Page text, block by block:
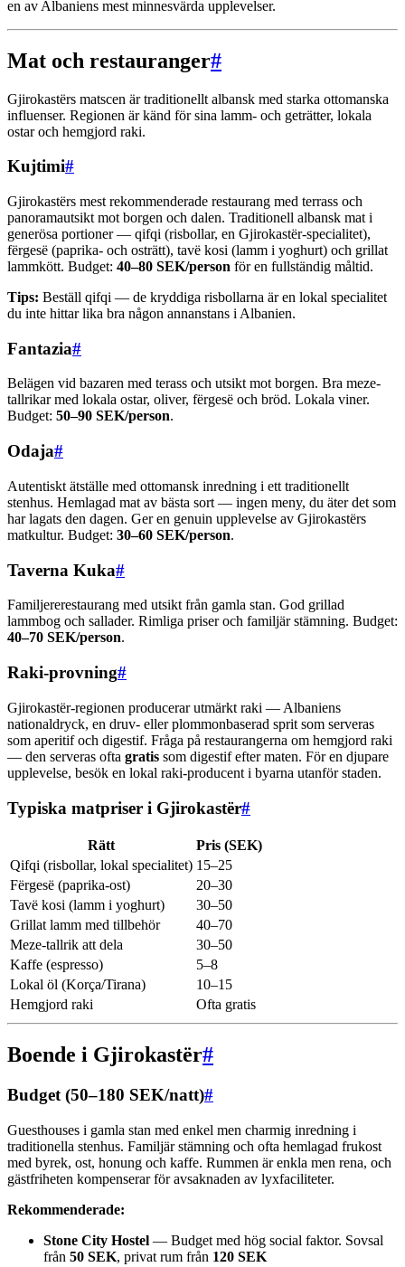
en av Albaniens mest minnesvärda upplevelser.
Mat och restauranger#
Gjirokastërs matscen är traditionellt albansk med starka ottomanska
influenser. Regionen är känd för sina lamm- och geträtter, lokala
ostar och hemgjord raki.
Kujtimi#
Gjirokastërs mest rekommenderade restaurang med terrass och
panoramautsikt mot borgen och dalen. Traditionell albansk mat i
generösa portioner — qifqi (risbollar, en Gjirokastër-specialitet),
fërgesë (paprika- och osträtt), tavë kosi (lamm i yoghurt) och grillat
lammkött. Budget: 40–80 SEK/person för en fullständig måltid.
Tips: Beställ qifqi — de kryddiga risbollarna är en lokal specialitet
du inte hittar lika bra någon annanstans i Albanien.
Fantazia#
Belägen vid bazaren med terass och utsikt mot borgen. Bra meze-
tallrikar med lokala ostar, oliver, fërgesë och bröd. Lokala viner.
Budget: 50–90 SEK/person.
Odaja#
Autentiskt ätställe med ottomansk inredning i ett traditionellt
stenhus. Hemlagad mat av bästa sort — ingen meny, du äter det som
har lagats den dagen. Ger en genuin upplevelse av Gjirokastërs
matkultur. Budget: 30–60 SEK/person.
Taverna Kuka#
Familjererestaurang med utsikt från gamla stan. God grillad
lammbog och sallader. Rimliga priser och familjär stämning. Budget:
40–70 SEK/person.
Raki-provning#
Gjirokastër-regionen producerar utmärkt raki — Albaniens
nationaldryck, en druv- eller plommonbaserad sprit som serveras
som aperitif och digestif. Fråga på restaurangerna om hemgjord raki
— den serveras ofta gratis som digestif efter maten. För en djupare
upplevelse, besök en lokal raki-producent i byarna utanför staden.
Typiska matpriser i Gjirokastër#
Rätt
Pris (SEK)
Qifqi (risbollar, lokal specialitet) 15–25
Fërgesë (paprika-ost)
20–30
Tavë kosi (lamm i yoghurt)
30–50
Grillat lamm med tillbehör
40–70
Meze-tallrik att dela
30–50
Kaffe (espresso)
5–8
Lokal öl (Korça/Tirana)
10–15
Hemgjord raki
Ofta gratis
Boende i Gjirokastër#
Budget (50–180 SEK/natt)#
Guesthouses i gamla stan med enkel men charmig inredning i
traditionella stenhus. Familjär stämning och ofta hemlagad frukost
med byrek, ost, honung och kaffe. Rummen är enkla men rena, och
gästfriheten kompenserar för avsaknaden av lyxfaciliteter.
Rekommenderade:
Stone City Hostel — Budget med hög social faktor. Sovsal
från 50 SEK, privat rum från 120 SEK